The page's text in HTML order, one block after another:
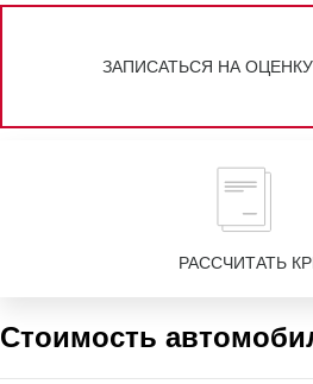
ЗАПИСАТЬСЯ НА ОЦЕНКУ
РАССЧИТАТЬ
Стоимость